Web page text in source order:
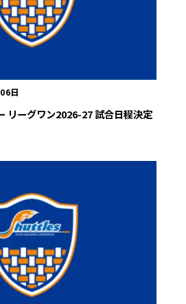
日
リーグワン2026-27 試合日程決定